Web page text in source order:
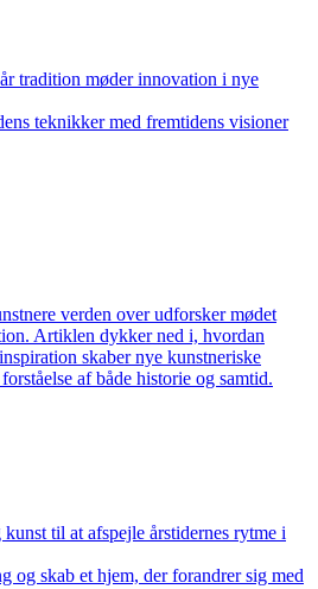
tradition møder innovation i nye
teknikker med fremtidens visioner
verden over udforsker mødet
Artiklen dykker ned i, hvordan
skaber nye kunstneriske
af både historie og samtid.
til at afspejle årstidernes rytme i
og skab et hjem, der forandrer sig med